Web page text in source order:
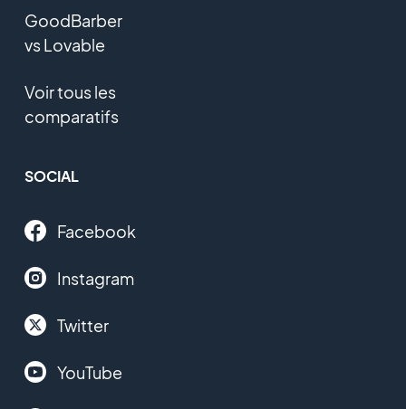
GoodBarber
vs Lovable
Voir tous les
comparatifs
SOCIAL
Facebook
Instagram
Twitter
YouTube